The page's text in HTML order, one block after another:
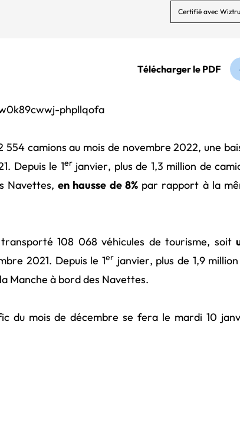
Certifié avec
Télécharger le PDF
camions au mois de novembre 2022, une
Depuis le 1erjanvier, plus de 1,3 million de
Navettes, en hausse de 8%par rapport à la
108 068 véhicules de tourisme, soit
2021. Depuis le 1erjanvier, plus de 1,9
Manche à bord des Navettes.
du mois de décembre se fera le mardi 10